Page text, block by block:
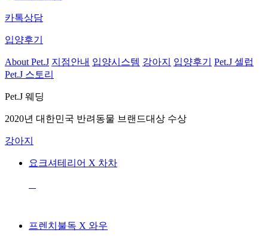
카톡상담
입양후기
About Pet.J 지점안내 입양시스템 강아지 입양후기
Pet.J 셀럽
Pet.J 스토리
Pet.J 웨딩
2020년 대한민국 반려동물 브랜드대상 수상
강아지
요크셔테리어 X 차차
프렌치불독 X 와우